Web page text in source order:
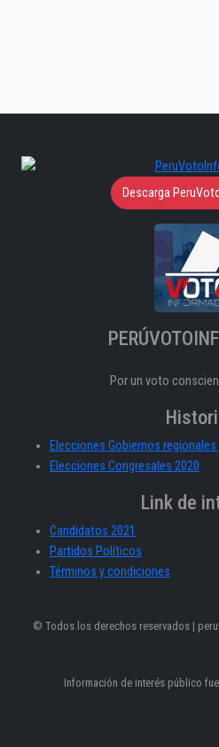
Descarga
Por un voto
Elecciones Gobiernos
Elecciones Congresales 2020
Link de
Candidatos 2021
Partidos Políticos
Términos y condiciones
© Todos los derechos reservados |
Información de interés público